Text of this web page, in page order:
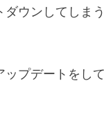
ダウンしてしま
ップデートをし